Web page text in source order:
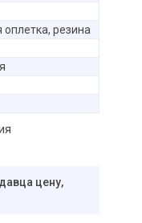
резина
цену,